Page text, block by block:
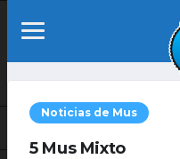
Noticias de Mus
5 Mus Mixto